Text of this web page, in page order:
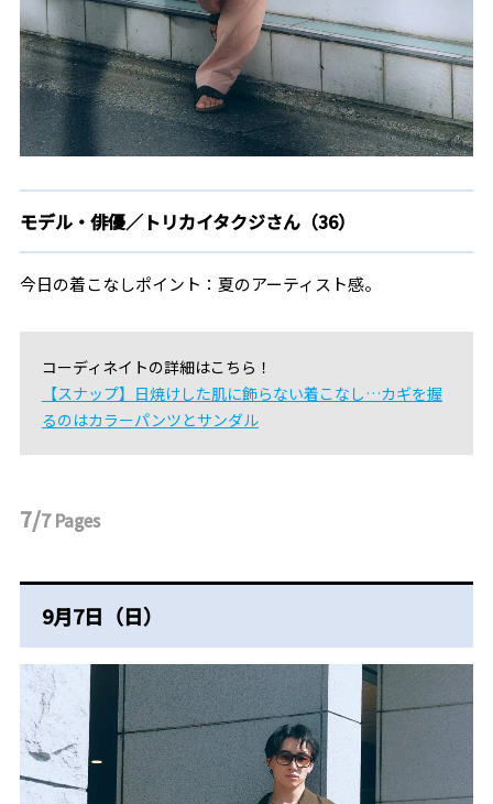
モデル・俳優／トリカイタクジさん（36）
今日の着こなしポイント：夏のアーティスト感。
コーディネイトの詳細はこちら！
【スナップ】日焼けした肌に飾らない着こなし…カギを握
るのはカラーパンツとサンダル
7/7Pages
9月7日（日）